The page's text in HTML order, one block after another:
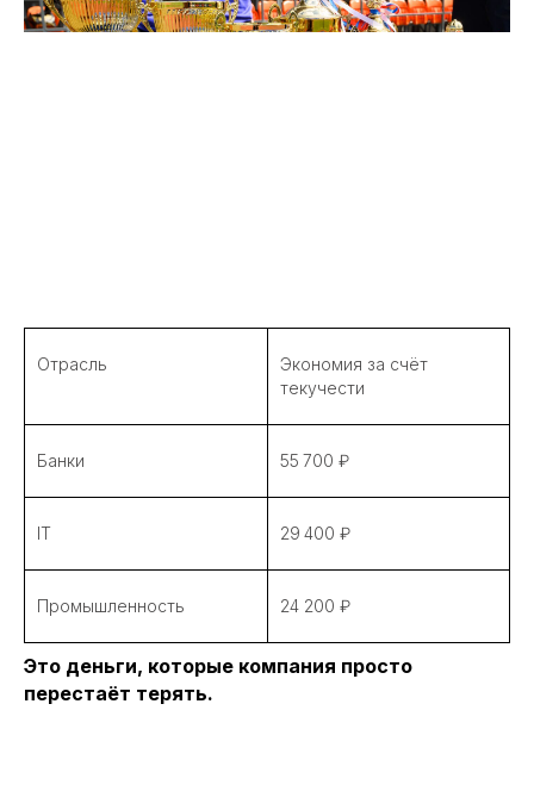
Отрасль
Экономия за счёт
текучести
Банки 55 700 ₽
IT 29 400 ₽
Промышленность 24 200 ₽
Это деньги, которые компания просто
перестаёт терять.